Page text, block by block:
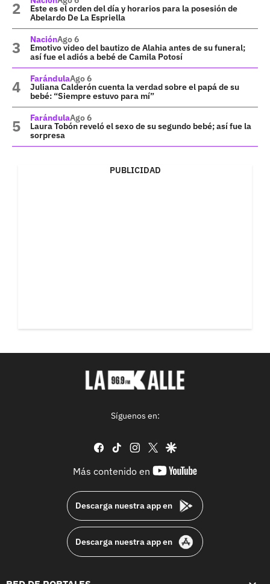
Este es el orden del día y horarios para la posesión de
Abelardo De La Espriella
NaciónAgo 6
Emotivo video del bautizo de Alahia antes de su funeral;
así fue el adiós a bebé de Camila Potosí
FarándulaAgo 6
Juliana Calderón cuenta la verdad sobre el papá de su
bebé: “Siempre estuvo para mí”
FarándulaAgo 6
Laura Tobón reveló el sexo de su segundo bebé; así fue la
sorpresa
PUBLICIDAD
Síguenos en:
facebook
tiktok instagram
twittergoogle
Más contenido en
youtube-
Descarga nuestra app en
Descarga nuestra app en